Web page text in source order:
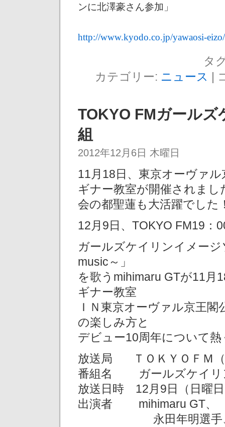
ンに北澤豪さん参加」
http://www.kyodo.co.jp/yawaosi-
タ
カテゴリー: ニュース |
TOKYO FMガール
組
2012年12月6日 木曜日
11月18日、東京オーヴァ
ギナー教室が開催されま
会の都聖蓮も大活躍でした
12月9日、TOKYO FM19：
ガールズケイリンイメージ
music～」
を歌うmihimaru GTが11月
ギナー教室
ＩＮ東京オーヴァル京王
の楽しみ方と
デビュー10周年について
放送局 ＴＯＫＹＯＦＭ
番組名 ガールズケイリ
放送日時 12月9日（日曜
出演者 mihimaru GT、
永田年明選手、朝倉